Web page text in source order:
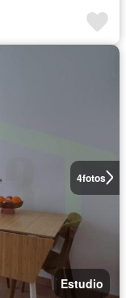
4fotos
Estudio